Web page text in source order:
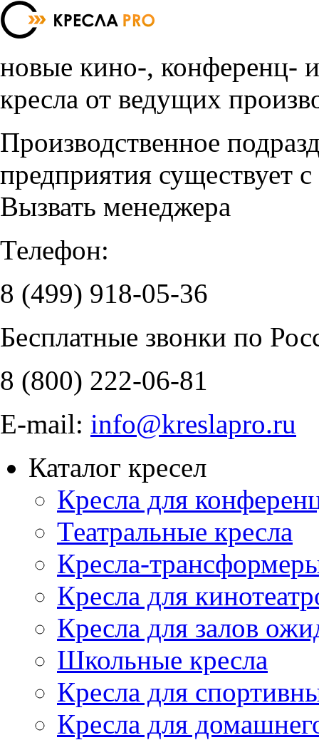
новые кино-, конференц-
кресла от ведущих
Производственное
предприятия существует
Вызвать менеджера
Телефон:
8 (499) 918-05-36
Бесплатные звонки по
8 (800) 222-06-81
E-mail: info@kreslapro.ru
Каталог кресел
Кресла для
Театральные кресла
Кресла-
Кресла для
Кресла для залов
Школьные кресла
Кресла для
Кресла для